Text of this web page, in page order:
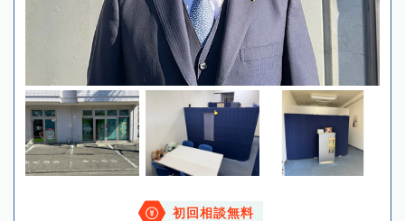
初回相談無料